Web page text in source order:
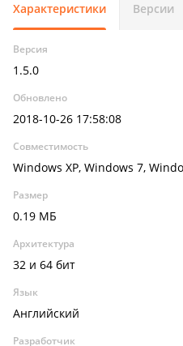
Характеристики Версии
Версия
1.5.0
Обновлено
2018-10-26 17:58:08
Совместимость
Windows XP, Windows 7,
Размер
0.19 МБ
Архитектура
32 и 64 бит
Язык
Английский
Разработчик